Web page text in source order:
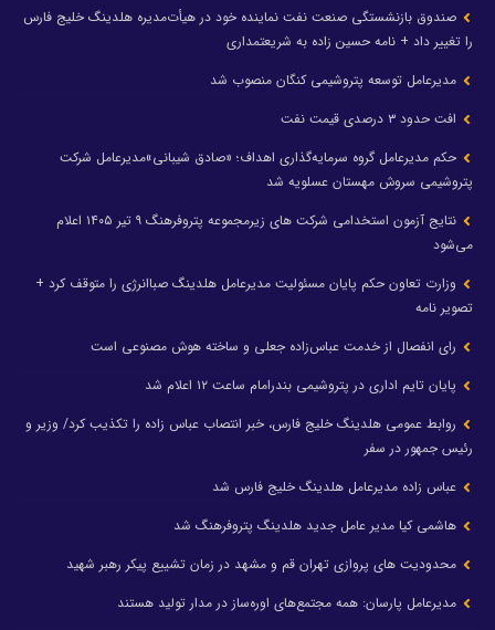
صندوق بازنشستگی صنعت نفت نماینده خود در هیأت‌مدیره هلدینگ خلیج فارس
را تغییر داد + نامه حسین زاده به شریعتمداری
مدیرعامل توسعه پتروشیمی کنگان منصوب شد
افت حدود ۳ درصدی قیمت نفت
حکم مدیرعامل گروه سرمایه‌گذاری اهداف؛ «صادق شیبانی»مدیرعامل شرکت
پتروشیمی سروش مهستان عسلویه شد
نتایج آزمون استخدامی شرکت های زیرمجموعه پتروفرهنگ ۹ تیر ۱۴۰۵ اعلام
می‌شود
وزارت تعاون حکم پایان مسئولیت مدیرعامل هلدینگ صباانرژی را متوقف کرد +
تصویر نامه
رای انفصال از خدمت عباس‌زاده جعلی و ساخته هوش مصنوعی است
پایان تایم اداری در پتروشیمی بندرامام ساعت ۱۲ اعلام شد
روابط عمومی هلدینگ خلیج فارس، خبر انتصاب عباس زاده را تکذیب کرد/ وزیر و
رئیس جمهور در سفر
عباس زاده مدیرعامل هلدینگ خلیج فارس شد
هاشمی کیا مدیر عامل جدید هلدینگ پتروفرهنگ شد
محدودیت های پروازی تهران قم و مشهد در زمان تشییع پیکر رهبر شهید
مدیرعامل پارسان: همه مجتمع‌های اوره‌ساز در مدار تولید هستند